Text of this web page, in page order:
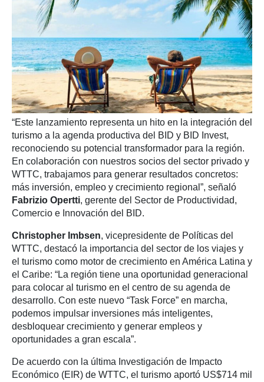
“Este lanzamiento representa un hito en la integración del
turismo a la agenda productiva del BID y BID Invest,
reconociendo su potencial transformador para la región.
En colaboración con nuestros socios del sector privado y
WTTC, trabajamos para generar resultados concretos:
más inversión, empleo y crecimiento regional”, señaló
Fabrizio Opertti, gerente del Sector de Productividad,
Comercio e Innovación del BID.
Christopher Imbsen, vicepresidente de Políticas del
WTTC, destacó la importancia del sector de los viajes y
el turismo como motor de crecimiento en América Latina y
el Caribe: “La región tiene una oportunidad generacional
para colocar al turismo en el centro de su agenda de
desarrollo. Con este nuevo “Task Force” en marcha,
podemos impulsar inversiones más inteligentes,
desbloquear crecimiento y generar empleos y
oportunidades a gran escala”.
De acuerdo con la última Investigación de Impacto
Económico (EIR) de WTTC, el turismo aportó US$714 mil